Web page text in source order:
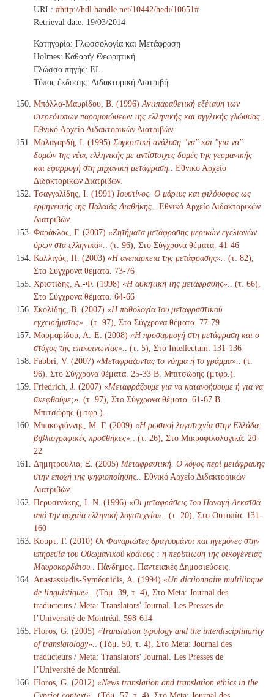
URL: #http://hdl.handle.net/10442/hedi/10651#
Retrieval date: 19/03/2014
Κατηγορία: Γλωσσολογία και Μετάφραση
Holmes: Καθαρή/ Θεωρητική
Γλώσσα πηγής: EL
Τύπος έκδοσης: Διδακτορική Διατριβή
Μπόλλα-Μαυρίδου, Β. (1996) Αντιπαραθετική εξέταση των
στερεότυπων παρομοιώσεων της ελληνικής και αγγλικής γλώσσας.
Εθνικό Αρχείο Διδακτορικών Διατριβών.
Μαλαγαρδή, Ι. (1995) Συγκριτική ανάλυση "να" και "για να"
δομών της νέας ελληνικής με αντίστοιχες δομές της γερμανικής
και εφαρμογή στη μηχανική μετάφραση.
. Εθνικό Αρχείο
Διδακτορικών Διατριβών.
Τσαγγαλίδης, Ι. (1991) Ιουστίνος. Ο μάρτυς και φιλόσοφος ως
ερμηνευτής της Παλαιάς Διαθήκης.
. Εθνικό Αρχείο Διδακτορικών
Διατριβών.
Φαράκλας, Γ. (2007) «Ζητήματα μετάφρασης μερικών εγελιανών
όρων στα ελληνικά».
. (τ. 96), Στο Σύγχρονα θέματα. 41-46
Καλλιγάς, Π. (2003) «Η ανεπάρκεια της μετάφρασης».
. (τ. 82),
Στο Σύγχρονα θέματα. 73-76
Χριστίδης, Α.-Φ. (1998) «Η ασκητική της μετάφρασης».
. (τ. 66),
Στο Σύγχρονα θέματα. 64-66
Σκολίδης, Β. (2007) «Η παθολογία του μεταφραστικού
εγχειρήματος».
. (τ. 97), Στο Σύγχρονα θέματα. 77-79
Μαρμαρίδου, Α.-Ε. (2008) «Η προσαρμογή στη μετάφραση και ο
στόχος της επικοινωνίας».
. (τ. 5), Στο Intellectum. 131-136
Fabbri, V. (2007) «Μεταφράζοντας το νόημα ή το γράμμα».
. (τ.
96), Στο Σύγχρονα θέματα. 25-33 Β. Μπιτσώρης (μτφρ.).
Friedrich, J. (2007) «Μεταφράζουμε για να κατανοήσουμε ή για να
σκεφθούμε;» . (τ. 97), Στο Σύγχρονα θέματα. 61-67 Β.
Μπιτσώρης (μτφρ.).
Μπακογιάννης, Μ. Γ. (2009) «Η ρωσική λογοτεχνία στην Ελλάδα:
βιβλιογραφικές προσθήκες».
. (τ. 26), Στο Μικροφιλολογικά. 20-
22
Δημητρούλια, Ξ. (2005) Μεταφραστική. Ο λόγος περί μετάφρασης
στην εποχή της ψηφιοποίησης.
. Εθνικό Αρχείο Διδακτορικών
Διατριβών.
Περυσινάκης, Ι. Ν. (1996) «Οι μεταφράσεις του Παναγή Λεκατσά
από την αρχαία ελληνική λογοτεχνία».
. (τ. 20), Στο Ουτοπία. 131-
160
Κουρτ, Γ. (2010) Οι Φαναριώτες δραγουμάνοι και ηγεμόνες στην
υπηρεσία του Οθωμανικού κράτους : η περίπτωση της οικογένειας
Μαυροκορδάτου.
. Πάνδημος. Παντειακές Δημοσιεύσεις.
Anastassiadis-Syméonidis, A. (1994) «Un dictionnaire multilingue
de linguistique».
. (Τόμ. 39, τ. 4), Στο Meta: Journal des
traducteurs / Meta: Translators' Journal. Les Presses de
l’Université de Montréal. 598-614
Floros, G. (2005) «Translation typology and the interdisciplinarity
of translatology».
. (Τόμ. 50, τ. 4), Στο Meta: Journal des
traducteurs / Meta: Translators' Journal. Les Presses de
l’Université de Montréal.
Floros, G. (2012) «News translation and translation ethics in the